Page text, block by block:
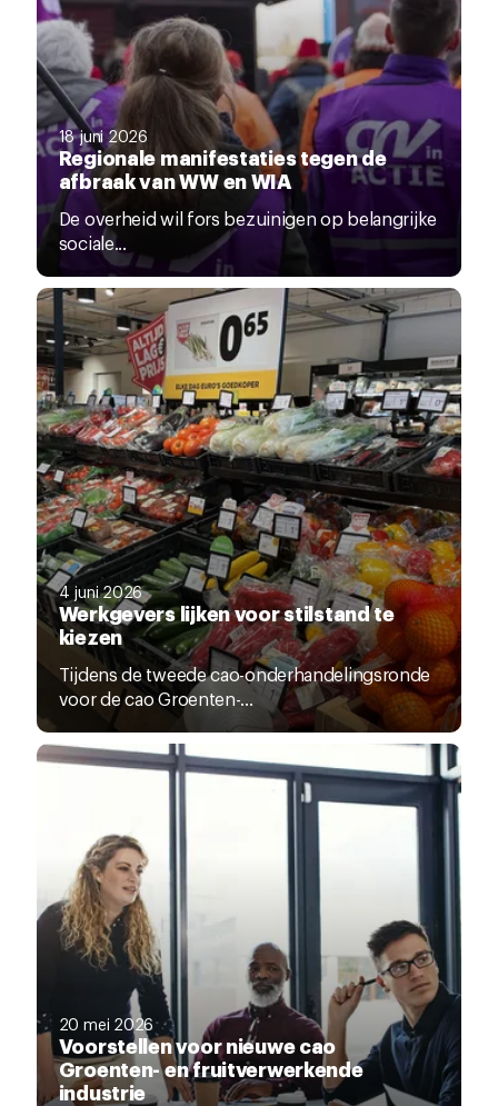
18 juni 2026
Regionale manifestaties tegen de
afbraak van WW en WIA
De overheid wil fors bezuinigen op belangrijke
sociale...
4 juni 2026
Werkgevers lijken voor stilstand te
kiezen
Tijdens de tweede cao-onderhandelingsronde
voor de cao Groenten-...
20 mei 2026
Voorstellen voor nieuwe cao
Groenten- en fruitverwerkende
industrie